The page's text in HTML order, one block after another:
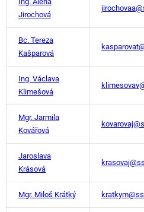
Jirochová
Bc. Tereza
Kašparová
Ing. Václava
Klimešová
Mgr. Jarmila
Kovářová
Jaroslava
Krásová
Mgr. Miloš Krátký